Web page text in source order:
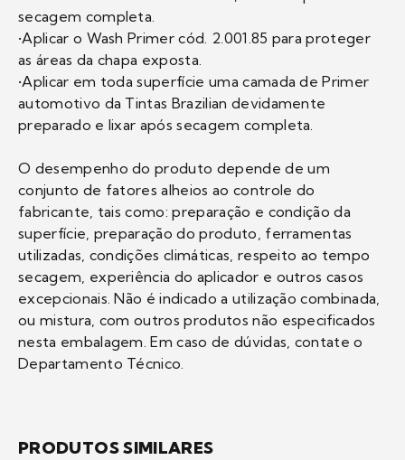
secagem completa.
•Aplicar o Wash Primer cód. 2.001.85 para proteger
as áreas da chapa exposta.
•Aplicar em toda superfície uma camada de Primer
automotivo da Tintas Brazilian devidamente
preparado e lixar após secagem completa.
O desempenho do produto depende de um
conjunto de fatores alheios ao controle do
fabricante, tais como: preparação e condição da
superfície, preparação do produto, ferramentas
utilizadas, condições climáticas, respeito ao tempo
secagem, experiência do aplicador e outros casos
excepcionais. Não é indicado a utilização combinada,
ou mistura, com outros produtos não especificados
nesta embalagem. Em caso de dúvidas, contate o
Departamento Técnico.
PRODUTOS SIMILARES